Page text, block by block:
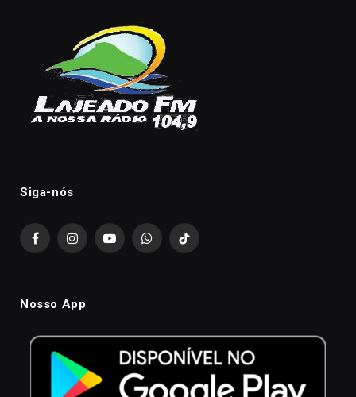
Siga-nós
FacebookInstagramYouTubeWhatsAppTikTok
Nosso App